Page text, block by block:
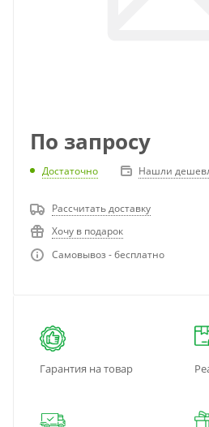
По запросу
Достаточно Нашли
Рассчитать доставку
Хочу в подарок
Самовывоз - бесплатно
Гарантия на товар